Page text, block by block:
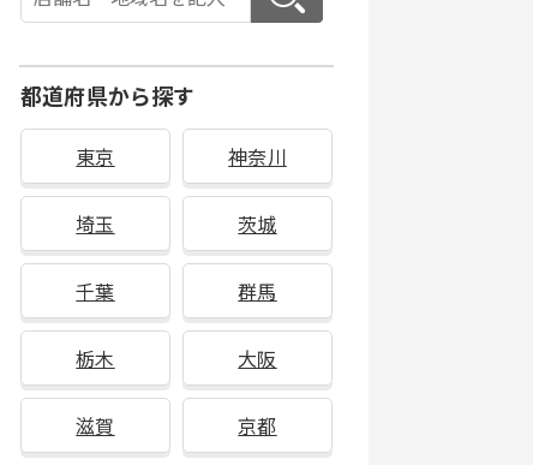
都道府県から探す
東京 神奈川
埼玉 茨城
千葉 群馬
栃木 大阪
滋賀 京都